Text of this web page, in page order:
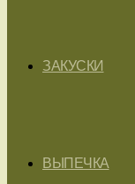
ЗАКУСКИ
ВЫПЕЧКА